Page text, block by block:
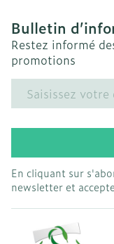
Bulletin
Restez informé
promotions
Adresse mail
En cliquant sur
newsletter et